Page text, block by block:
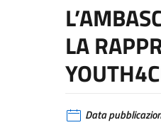
LA
Data